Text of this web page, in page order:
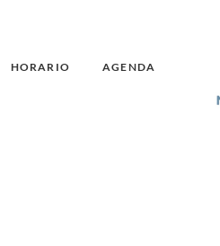
HORARIO AGENDA